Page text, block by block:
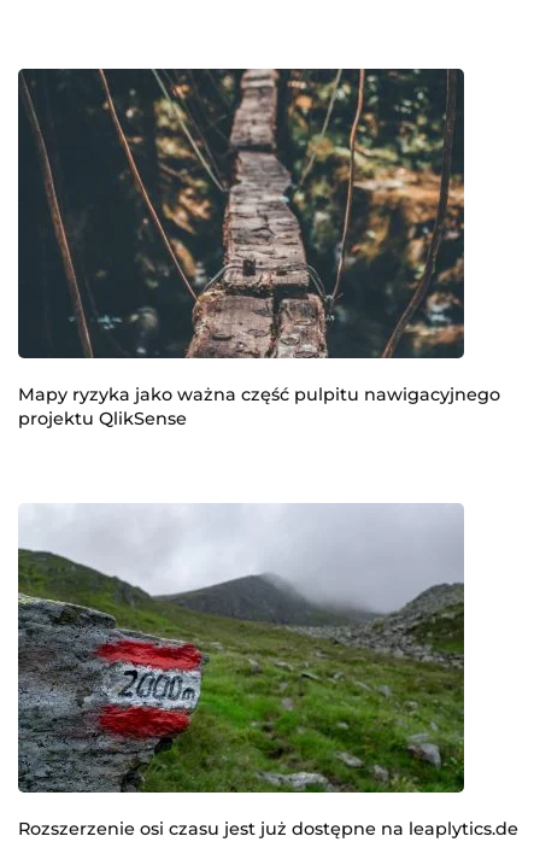
Mapy ryzyka jako ważna część pulpitu nawigacyjnego
projektu QlikSense
Rozszerzenie osi czasu jest już dostępne na leaplytics.de